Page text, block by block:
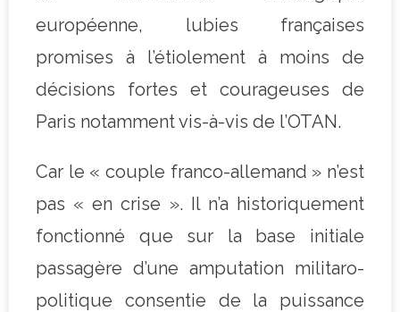
européenne, lubies françaises
promises à l’étiolement à moins de
décisions fortes et courageuses de
Paris notamment vis-à-vis de l’OTAN.
Car le « couple franco-allemand » n’est
pas « en crise ». Il n’a historiquement
fonctionné que sur la base initiale
passagère d’une amputation militaro-
politique consentie de la puissance